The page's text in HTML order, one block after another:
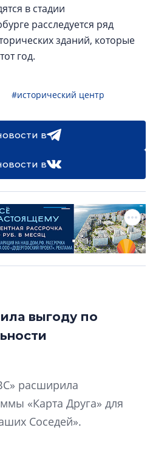
в стадии
расследуется ряд
зданий, которые
год.
#исторический центр
в
в
выгоду по
расширила
«Карта Друга» для
Соседей».